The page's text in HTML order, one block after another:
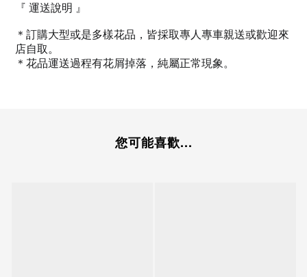
『 運送說明 』
＊訂購大型或是多樣花品，皆採取專人專車親送或歡迎來
店自取。
＊花品運送過程有花屑掉落，純屬正常現象。
您可能喜歡...